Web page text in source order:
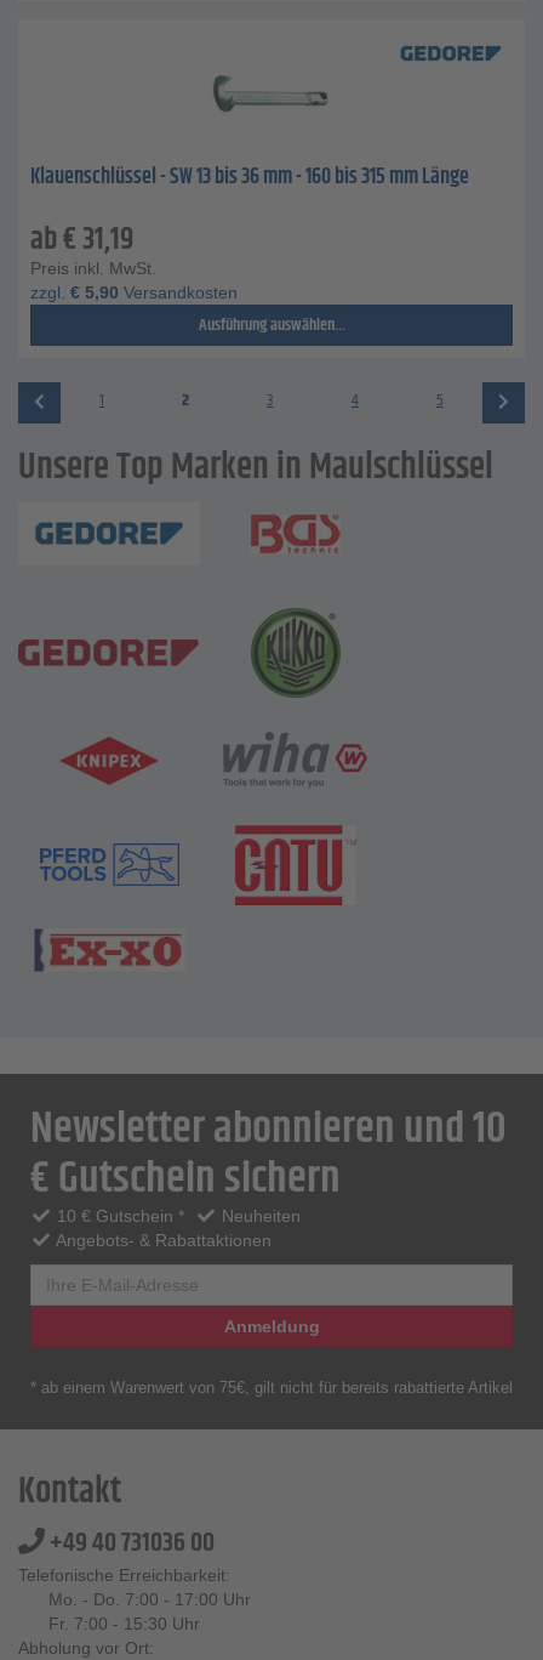
Klauenschlüssel - SW 13 bis 36 mm - 160 bis 315 mm Länge
ab€31,19
Preis inkl. MwSt.
zzgl. € 5,90 Versandkosten
Ausführung auswählen...
1 2 3 4 5
Unsere Top Marken in Maulschlüssel
Newsletter abonnieren und 10
€ Gutschein sichern
10 € Gutschein *
Neuheiten
Angebots- & Rabattaktionen
Anmeldung
* ab einem Warenwert von 75€, gilt nicht für bereits rabattierte Artikel
Kontakt
+49 40 731036 00
Telefonische Erreichbarkeit:
Mo. - Do. 7:00 - 17:00 Uhr
Fr. 7:00 - 15:30 Uhr
Abholung vor Ort: